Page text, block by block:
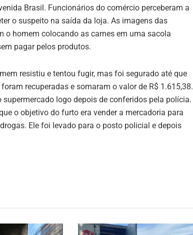
Brasil. Funcionários do comércio perceberam a
o suspeito na saída da loja. As imagens das
o homem colocando as carnes em uma sacola
pagar pelos produtos.
resistiu e tentou fugir, mas foi segurado até que
recuperadas e somaram o valor de R$ 1.615,38.
logo depois de conferidos pela polícia.
o objetivo do furto era vender a mercadoria para
Ele foi levado para o posto policial e depois